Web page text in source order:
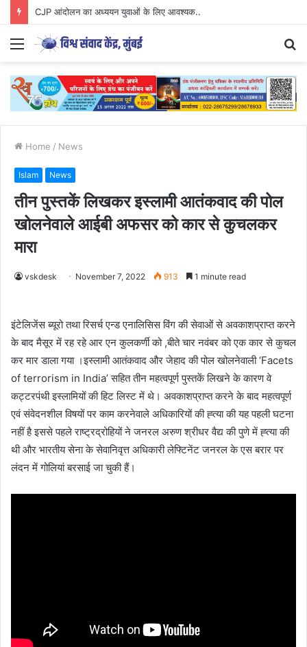
CJP आंदोलन का अध्ययन युवाओं के लिए आवश्यक..
Menu
Home / News
Islam News
तीन पुस्तकें लिखकर इस्लामी आतंकवाद की पोल
खोलनेवाले आईबी अफसर को कार से कुचलकर
मारा
vskdesk November 7, 2022 913 1 minute read
इंटेलिजेंस ब्यूरो तथा रिसर्च एन्ड एनालिसिस विंग की सेवाओं से अवकाशप्राप्त करने
के बाद मैसूर में रह रहे आर एन कुलकर्णी को ,बीते चार नवंबर को एक कार से कुचल
कर मार डाला गया ।इस्लामी आतंकवाद और जेहाद की पोल खोलनेवाली ‘Facets
of terrorism in India’ सहित तीन महत्वपूर्ण पुस्तकें लिखने के कारण वे
कट्टरपंथी इस्लामियों की हिट लिस्ट में थे। अवकाशप्राप्त करने के बाद महत्वपूर्ण
एवं संवेदनशील विषयों पर काम करनेवाले अधिकारियों की ह्त्या की यह पहली घटना
नहीं है इससे पहले राष्ट्रद्रोहियों ने जनरल अरुण श्रीधर वैद्य की पुणे में ह्त्या की
थी और भारतीय सेना के सेवानिवृत्त अधिकारी लेफ्टिनेंट जनरल के एस बरार पर
लंदन में गोलियां बरसाई जा चुकी हैं।